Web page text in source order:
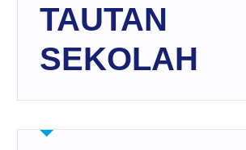
TAUTAN
SEKOLAH